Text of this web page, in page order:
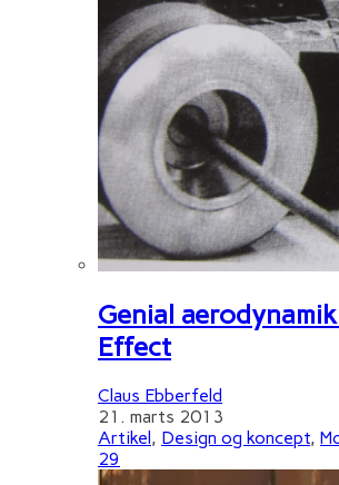
Genial
Effect
Claus Ebberfeld
21. marts 2013
Artikel, Design og koncept,
29